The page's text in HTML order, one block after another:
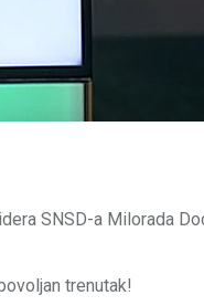
SNSD-a Milorada
trenutak!